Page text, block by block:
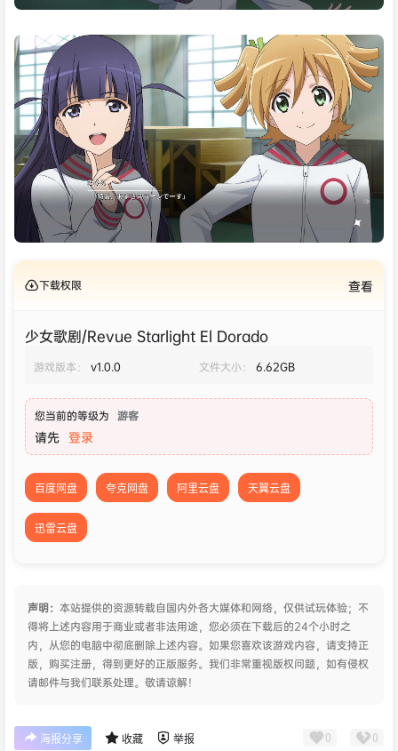
下载权限 查看
少女歌剧/Revue Starlight El Dorado
游戏版本： v1.0.0 文件大小： 6.62GB
您当前的等级为 游客
请先 登录
百度网盘 夸克网盘 阿里云盘 天翼云盘
迅雷云盘
声明： 本站提供的资源转载自国内外各大媒体和网络，仅供试玩体验；不
得将上述内容用于商业或者非法用途，您必须在下载后的24个小时之
内，从您的电脑中彻底删除上述内容。如果您喜欢该游戏内容，请支持正
版，购买注册，得到更好的正版服务。我们非常重视版权问题，如有侵权
请邮件与我们联系处理。敬请谅解！
海报分享 收藏 举报 0 0